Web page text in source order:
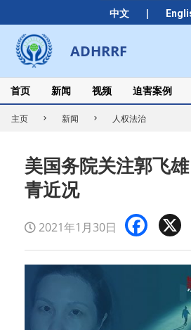
中文 |
to
content
ADHRRF
Secondary
Navigation
Menu
首页 新闻 视频 迫害案例
主页 新闻 人权法治
美国务院关注郭飞
青近况
2021年1月30日 Facebook